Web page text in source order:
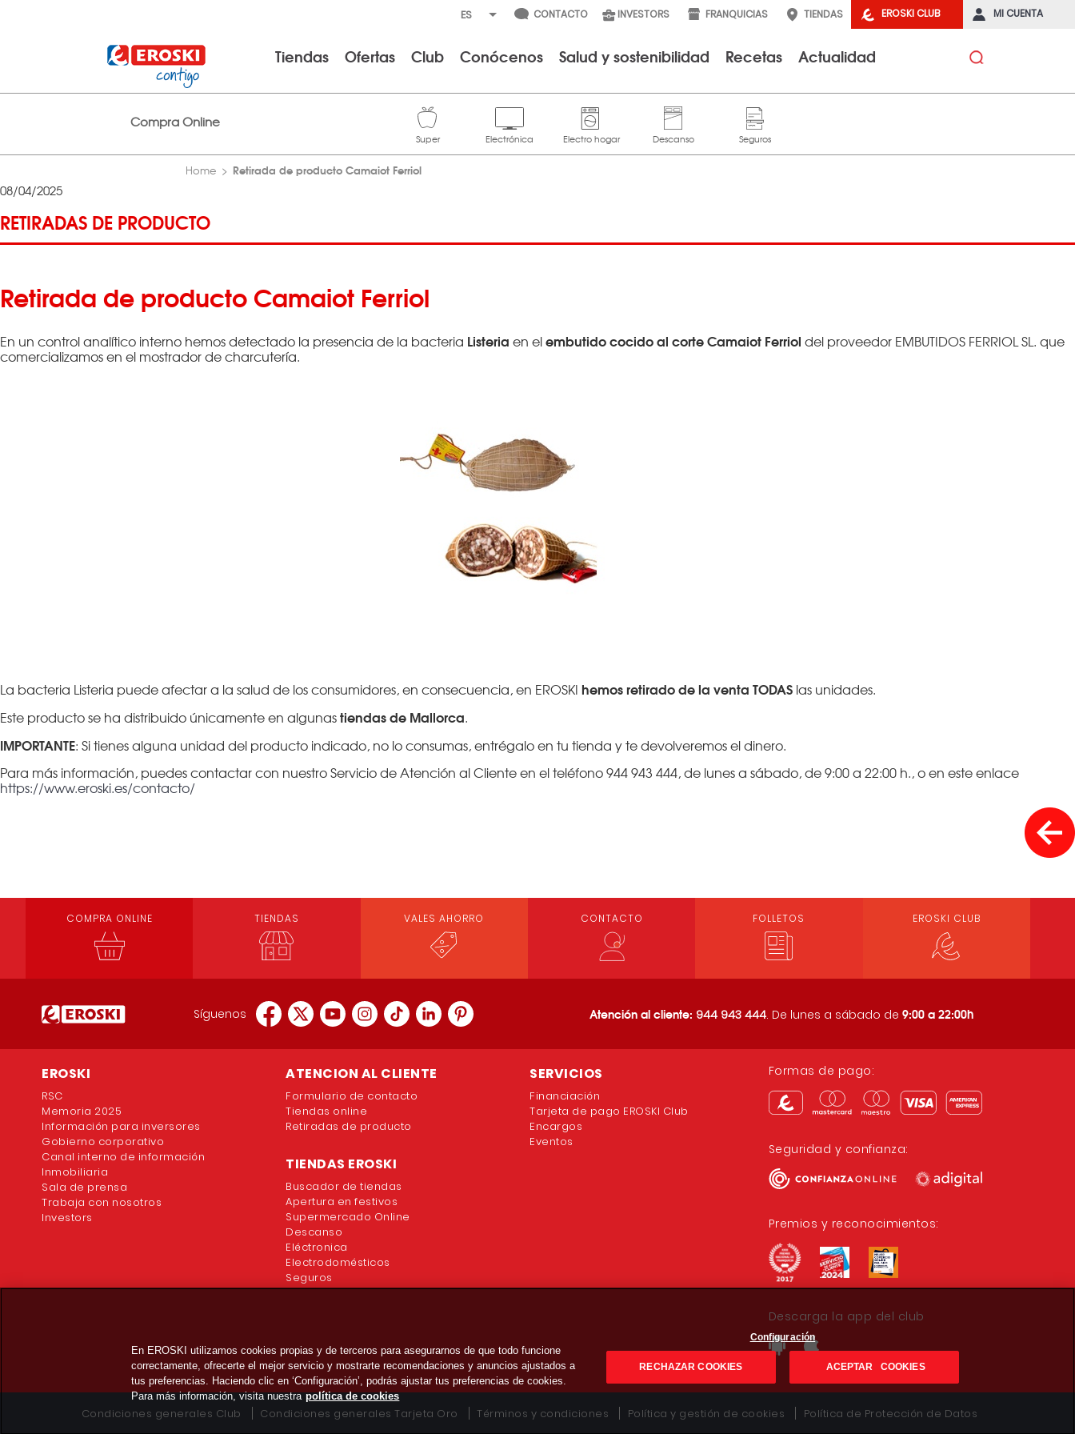
EROSKI CLUB MI CUENTA
CONTACTO INVESTORS FRANQUICIAS TIENDAS
Tiendas Ofertas Club Conócenos Salud y sostenibilidad Recetas Actualidad
Compra Online
Home Retirada de producto Camaiot Ferriol
08/04/2025
RETIRADAS DE PRODUCTO
Retirada de producto Camaiot Ferriol
En un control analítico interno hemos detectado la presencia de la bacteria Listeria en elembutido cocido al corte Camaiot Ferriol del proveedor EMBUTIDOS FERRIOL SL. que
comercializamos en el mostrador de charcutería.
La bacteria Listeria puede afectar a la salud de los consumidores, en consecuencia, en EROSKI hemos retirado de la venta TODAS las unidades.
Este producto se ha distribuido únicamente en algunastiendas de Mallorca.
IMPORTANTE: Si tienes alguna unidad del producto indicado, no lo consumas, entrégalo en tu tienda y te devolveremos el dinero.
Para más información, puedes contactar con nuestro Servicio de Atención al Cliente en el teléfono 944 943 444, de lunes a sábado, de 9:00 a 22:00 h., o en este enlace
https://www.eroski.es/contacto/
COMPRA ONLINE TIENDAS VALES AHORRO CONTACTO FOLLETOS EROSKI CLUB
Síguenos Atención al cliente: 944 943 444. De lunes a sábado de 9:00 a 22:00h
EROSKI
RSC
Memoria 2025
Información para inversores
Gobierno corporativo
Canal interno de información
Inmobiliaria
Sala de prensa
Trabaja con nosotros
Investors
ATENCION AL CLIENTE
Formulario de contacto
Tiendas online
Retiradas de producto
TIENDAS EROSKI
Buscador de tiendas
Apertura en festivos
Supermercado Online
Descanso
Eléctronica
Electrodomésticos
Seguros
SERVICIOS
Financiación
Tarjeta de pago EROSKI Club
Encargos
Eventos
Formas de pago:
Seguridad y confianza:
Premios y reconocimientos:
Descarga la app del club
Condiciones generales Club Condiciones generales Tarjeta Oro Términos y condiciones Política y gestión de cookies Política de Protección de Datos
En EROSKI utilizamos cookies propias y de terceros para asegurarnos de que todo funcione
correctamente, ofrecerte el mejor servicio y mostrarte recomendaciones y anuncios ajustados a
tus preferencias. Haciendo clic en ‘Configuración’, podrás ajustar tus preferencias de cookies.
Para más información, visita nuestra política de cookies
Configuración
RECHAZAR COOKIES ACEPTAR COOKIES